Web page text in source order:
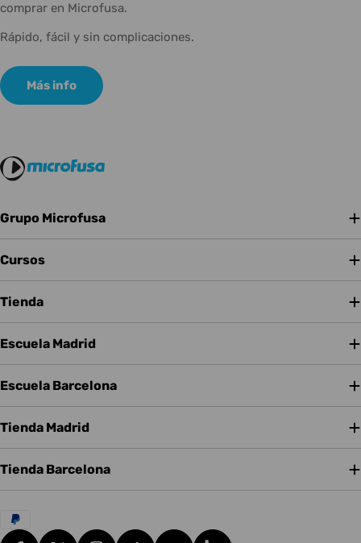
comprar en Microfusa.
Rápido, fácil y sin complicaciones.
Más info
Grupo Microfusa
Cursos
Tienda
Escuela Madrid
Escuela Barcelona
Tienda Madrid
Tienda Barcelona
Métodos
de